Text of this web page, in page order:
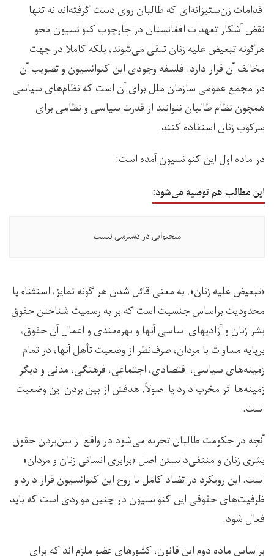
اقدامات زن‌ستیزانه‌ای که طالبان روی دست گرفته‌اند نه تنها
نقض آشکار تعهدات افغانستان در چارچوب کنوانسیون محو
هرگونه تبعیض علیه زنان تلقی می‌شوند، بلکه کاملا در جهت
مخالف آن قرار دارد. فلسفه وجودی این کنوانسیون و تصویب آن
در مجمع عمومی سازمان ملل برای آن است که نظام‌های سیاسی
همچون نظام طالبان نتوانند از قدرت سیاسی و نظامی برای
سرکوب زنان استفاده کنند.
در ماده اول این کنوانسیون آمده است:
این مطالب هم توصیه می‌شود:
متحتوایی در دسترسی نیست
«تبعیض علیه زنان»، به معنی قائل شدن هر گونه تمایز، استثناء یا
محدودیت براساس جنسیت است که بر به رسمیت شناختن حقوق
بشر زنان و آزادیهای اساسی آنها و بهره‌مندی و اعمال آن حقوق،
برپایه مساوات با مردان، صرف‌نظر از وضعیت تأهل آنها، در تمام
زمینه‌های سیاسی، اقتصادی، اجتماعی، فرهنگی، مدنی و دیگر
زمینه‌ها اثر مخرب دارد یا اصولاً، هدفش از بین بردن این وضعیت
است.
آنچه در حکومت طالبان تجربه می‌شود در واقع از بین‌بردن حقوق
بشری زنان و منتفی‌دانستن اصل «برابری انسانی زنان و مردان»
است. این رویکرد در تضاد کامل با روح این کنوانسیون قرار دارد و
ظرفیت‌های حقوقی این کنوانسیون در چنین مواردی است که باید
فعال شود.
براساس ماده دوم این قانون، کشورهای عضو ملزم اند که برای